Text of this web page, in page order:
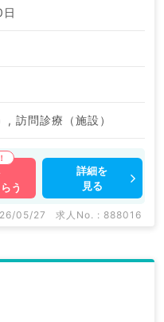
, 訪問診療（施設）
う
詳細を
見る
05/27 求人No. : 888016